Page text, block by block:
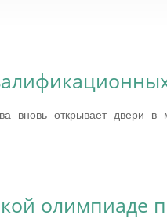
вновь открывает двери
олимпиаде